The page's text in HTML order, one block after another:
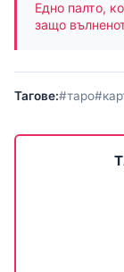
Едно палто,
защо
Тагове:#таро